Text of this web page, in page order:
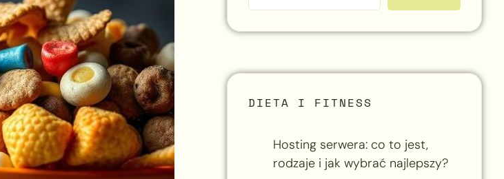
DIETA I FITNESS
Hosting serwera: co to jest,
rodzaje i jak wybrać najlepszy?